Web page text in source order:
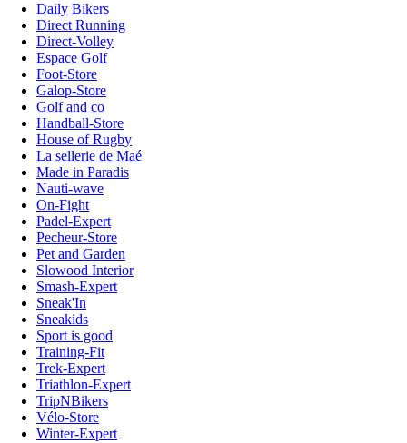
Daily Bikers
Direct Running
Direct-Volley
Espace Golf
Foot-Store
Galop-Store
Golf and co
Handball-Store
House of Rugby
La sellerie de Maé
Made in Paradis
Nauti-wave
On-Fight
Padel-Expert
Pecheur-Store
Pet and Garden
Slowood Interior
Smash-Expert
Sneak'In
Sneakids
Sport is good
Training-Fit
Trek-Expert
Triathlon-Expert
TripNBikers
Vélo-Store
Winter-Expert